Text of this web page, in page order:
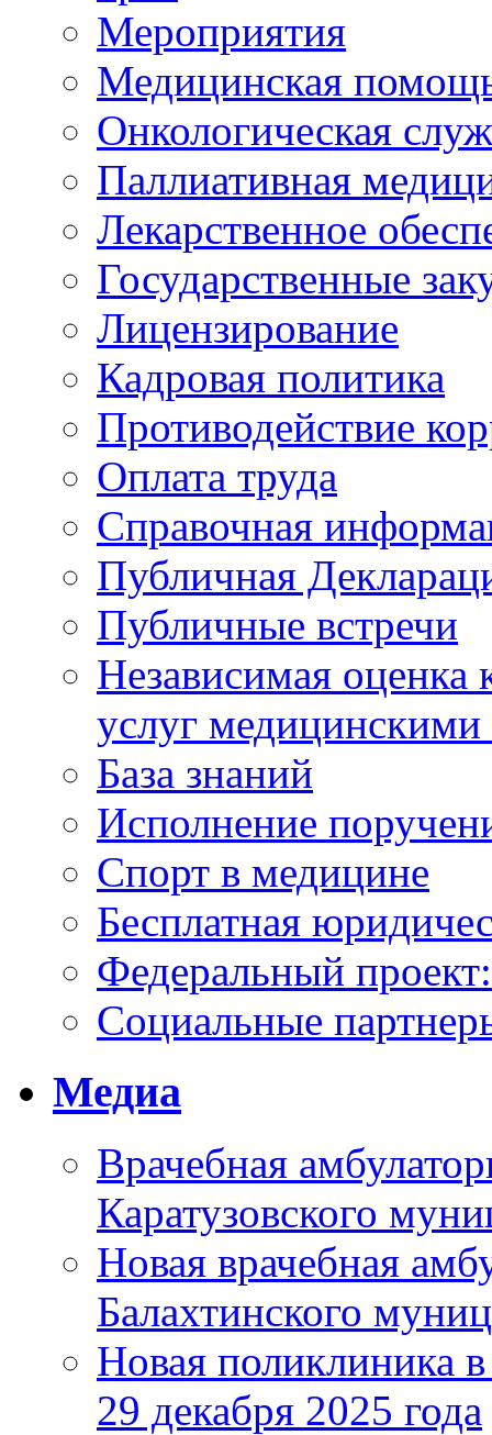
Мероприятия
Медицинская
Онкологическая
Паллиативная
Лекарственное
Государственные
Лицензирование
Кадровая политика
Противодействие
Оплата труда
Справочная
Публичная
Публичные встречи
Независимая оценка
услуг
База знаний
Исполнение
Спорт в медицине
Бесплатная
Федеральный
Социальные
Медиа
Врачебная
Каратузовского
Новая врачебная
Балахтинского
Новая поликлиника
29 декабря 2025 года